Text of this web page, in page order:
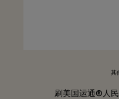
其
刷美国运通®人